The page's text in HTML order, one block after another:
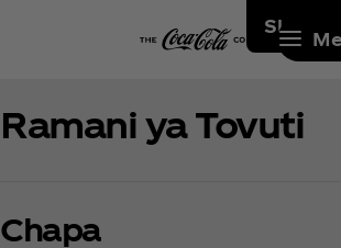
Skip to
Ramani ya Tovuti
Chapa